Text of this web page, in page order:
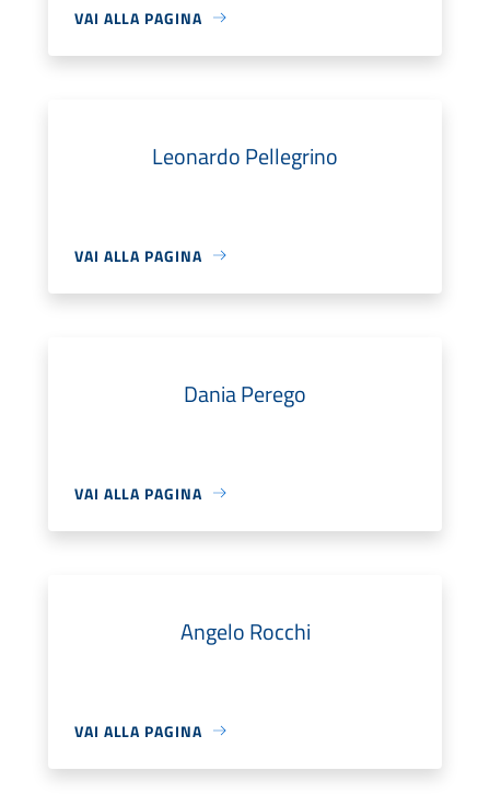
VAI ALLA PAGINA
Leonardo Pellegrino
VAI ALLA PAGINA
Dania Perego
VAI ALLA PAGINA
Angelo Rocchi
VAI ALLA PAGINA